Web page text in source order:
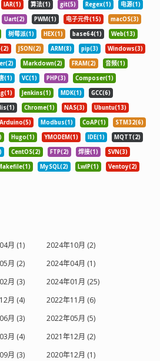
式的定义
读取
该选项
名列表，
块。这里
系。如果
端发出对
请求
使用的
。用户的
情况下无
匿名方
一个包含
只有在
才有作
一个。
码文件的
的用户
该文
该选
模块。
完全匹
允许连
24
IAR(1) 算法(1) git(5) Regex(1)
电源(1)
Uart(2) PWM(1) 电子元件(15)
macOS(3)
树莓派(1) HEX(1) base64(1)
Web(13)
JSON(2) ARM(8) pip(3)
Windows(3)
Markdown(2) FRAM(2)
音频(1)
(1) VC(1) PHP(3)
Composer(1)
Jenkins(1) MDK(1)
GCC(6)
Chrome(1) NAS(3)
Ubuntu(13)
Arduino(5) Modbus(1) CoAP(1)
STM32(6)
Hugo(1) YMODEM(1) IDE(1)
MQTT(2)
CentOS(2) FTP(2) 焊接(1)
SVN(3)
MySQL(2) LwIP(1)
Ventoy(2)
月 (1)
2024年10月 (2)
月 (2)
2024年04月 (1)
月 (3)
2024年01月 (25)
月 (4)
2022年11月 (6)
月 (3)
2022年05月 (5)
月 (4)
2021年12月 (2)
月 (3)
2020年12月 (1)